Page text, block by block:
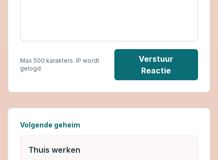
Max 500 karakters. IP wordt
gelogd.
Verstuur
Reactie
Volgende geheim
Thuis werken